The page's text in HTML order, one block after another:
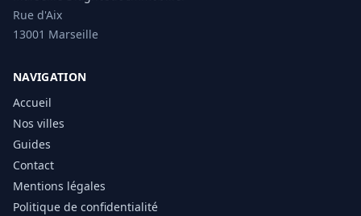
Rue d'Aix
13001 Marseille
NAVIGATION
Accueil
Nos villes
Guides
Contact
Mentions légales
Politique de confidentialité